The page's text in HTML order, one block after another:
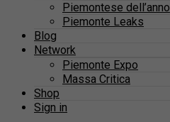
Piemontese dell’anno
Piemonte Leaks
Blog
Network
Piemonte Expo
Massa Critica
Shop
Sign in